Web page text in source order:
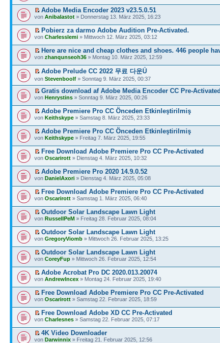
Adobe Media Encoder 2023 v23.5.0.51
von Anibalastot » Donnerstag 13. März 2025, 16:23
Pobierz za darmo Adobe Audition Pre-Activated.
von Charlesslemi » Mittwoch 12. März 2025, 03:12
Here are nice and cheap clothes and shoes. 446 people
von zhanqunseoh36 » Montag 10. März 2025, 12:59
Adobe Prelude CC 2022 무료 다운Ǘ
von Stevenboolf » Sonntag 9. März 2025, 00:37
Gratis download af Adobe Media Encoder CC Pre-
von Henrystins » Sonntag 9. März 2025, 00:26
Adobe Premiere Pro CC Önceden Etkinleştirilmiş
von Keithskype » Samstag 8. März 2025, 23:33
Adobe Premiere Pro CC Önceden Etkinleştirilmiş
von Keithskype » Freitag 7. März 2025, 19:55
Free Download Adobe Premiere Pro CC Pre-Activated
von Oscarirott » Dienstag 4. März 2025, 10:32
Adobe Premiere Pro 2020 14.9.0.52
von DanielAxori » Dienstag 4. März 2025, 05:08
Free Download Adobe Premiere Pro CC Pre-Activated
von Oscarirott » Samstag 1. März 2025, 06:40
Outdoor Solar Landscape Lawn Light
von RussellPeM » Freitag 28. Februar 2025, 08:04
Outdoor Solar Landscape Lawn Light
von GregoryViomb » Mittwoch 26. Februar 2025, 13:25
Outdoor Solar Landscape Lawn Light
von CoreyFup » Mittwoch 26. Februar 2025, 12:54
Adobe Acrobat Pro DC 2020.013.20074
von AndrewIncex » Montag 24. Februar 2025, 19:40
Free Download Adobe Premiere Pro CC Pre-Activated
von Oscarirott » Samstag 22. Februar 2025, 18:59
Free Download Adobe XD CC Pre-Activated
von Charlesnes » Samstag 22. Februar 2025, 07:17
4K Video Downloader
von Darwinnix » Freitag 21. Februar 2025, 12:56